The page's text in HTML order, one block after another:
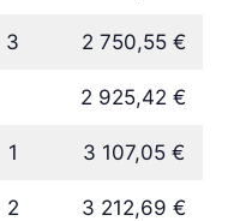
3 2 750,55 €
2 925,42 €
1 3 107,05 €
2 3 212,69 €